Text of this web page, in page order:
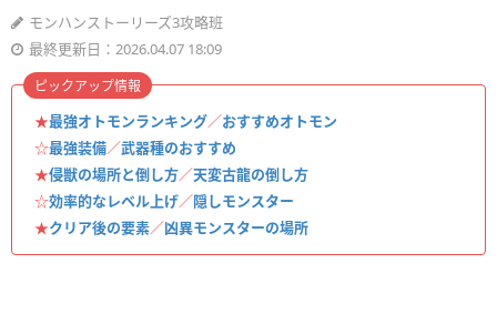
モンハンストーリーズ3攻略班
最終更新日：2026.04.07 18:09
★最強オトモンランキング／おすすめオトモン
☆最強装備／武器種のおすすめ
★侵獣の場所と倒し方／天変古龍の倒し方
☆効率的なレベル上げ／隠しモンスター
★クリア後の要素／凶異モンスターの場所
ピックアップ情報